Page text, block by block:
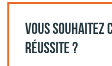
VOUS SOUHAITEZ
RÉUSSITE ?